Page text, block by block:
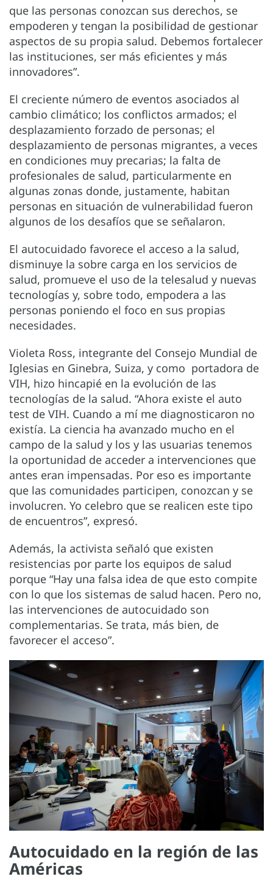
que las personas conozcan sus derechos, se
empoderen y tengan la posibilidad de gestionar
aspectos de su propia salud. Debemos fortalecer
las instituciones, ser más eficientes y más
innovadores”.
El creciente número de eventos asociados al
cambio climático; los conflictos armados; el
desplazamiento forzado de personas; el
desplazamiento de personas migrantes, a veces
en condiciones muy precarias; la falta de
profesionales de salud, particularmente en
algunas zonas donde, justamente, habitan
personas en situación de vulnerabilidad fueron
algunos de los desafíos que se señalaron.
El autocuidado favorece el acceso a la salud,
disminuye la sobre carga en los servicios de
salud, promueve el uso de la telesalud y nuevas
tecnologías y, sobre todo, empodera a las
personas poniendo el foco en sus propias
necesidades.
Violeta Ross, integrante del Consejo Mundial de
Iglesias en Ginebra, Suiza, y como portadora de
VIH, hizo hincapié en la evolución de las
tecnologías de la salud. “Ahora existe el auto
test de VIH. Cuando a mí me diagnosticaron no
existía. La ciencia ha avanzado mucho en el
campo de la salud y los y las usuarias tenemos
la oportunidad de acceder a intervenciones que
antes eran impensadas. Por eso es importante
que las comunidades participen, conozcan y se
involucren. Yo celebro que se realicen este tipo
de encuentros”, expresó.
Además, la activista señaló que existen
resistencias por parte los equipos de salud
porque “Hay una falsa idea de que esto compite
con lo que los sistemas de salud hacen. Pero no,
las intervenciones de autocuidado son
complementarias. Se trata, más bien, de
favorecer el acceso”.
Autocuidado en la región de las
Américas